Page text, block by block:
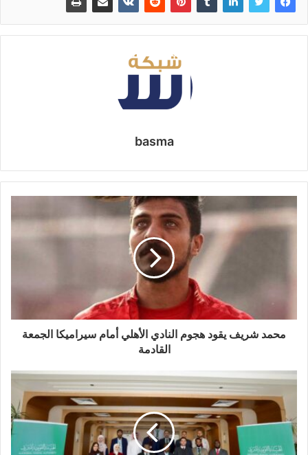
basma
محمد شريف يقود هجوم النادي الأهلي أمام سيراميكا الجمعة
القادمة